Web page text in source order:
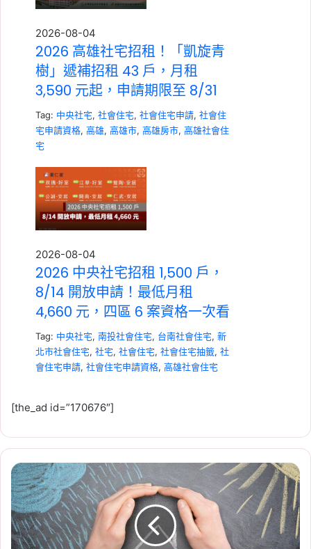
2026-08-04
2026 高雄社宅招租！「凱旋青
樹」遞補招租 43 戶，月租
3,590 元起，申請期限至 8/31
Tag: 中央社宅, 社會住宅, 社會住宅申請, 社會住
宅申請資格, 高雄, 高雄市, 高雄房市, 高雄社會住
宅
2026-08-04
2026 中央社宅招租 1,500 戶，
8/14 開放申請！最低月租
4,660 元，四區 6 案資格一次看
Tag: 中央社宅, 南投社會住宅, 台南社會住宅, 新
北市社會住宅, 社宅, 社會住宅, 社會住宅抽籤, 社
會住宅申請, 社會住宅申請資格, 高雄社會住宅
2026-07-23
租賃專法修法急轉彎！3 年租
期、續約漲租上限暫緩，最新重
點一次看
[the_ad id=”170676″]
房
貸
壽
險
是
什